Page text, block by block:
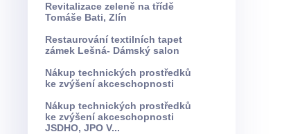
Revitalizace zeleně na třídě
Tomáše Bati, Zlín
Restaurování textilních tapet
zámek Lešná- Dámský salon
Nákup technických prostředků
ke zvýšení akceschopnosti
Nákup technických prostředků
ke zvýšení akceschopnosti
JSDHO, JPO V...